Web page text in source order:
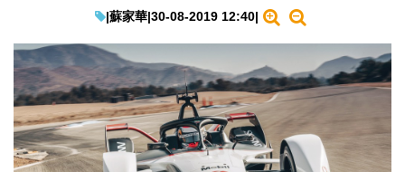
EduTech
IT Times
生成式AI與雲端應用
Enterprise Digital Transformation
|蘇家華|30-08-2019 12:40|